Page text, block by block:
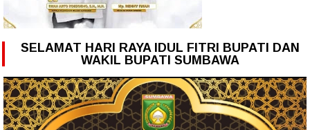
SELAMAT HARI RAYA IDUL FITRI BUPATI DAN
WAKIL BUPATI SUMBAWA